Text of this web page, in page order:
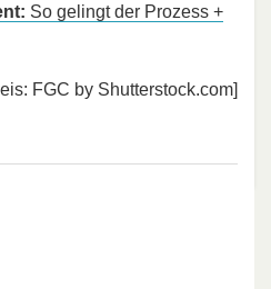
So gelingt der Prozess +
FGC by Shutterstock.com]